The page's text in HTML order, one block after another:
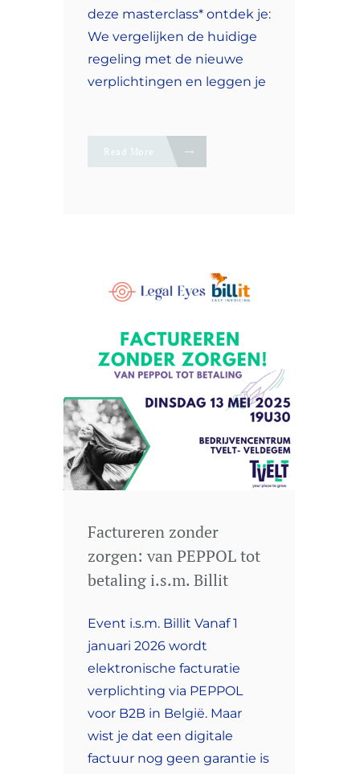
deze masterclass* ontdek je:
We vergelijken de huidige
regeling met de nieuwe
verplichtingen en leggen je
Read More
Factureren zonder
zorgen: van PEPPOL tot
betaling i.s.m. Billit
Event i.s.m. Billit Vanaf 1
januari 2026 wordt
elektronische facturatie
verplichting via PEPPOL
voor B2B in België. Maar
wist je dat een digitale
factuur nog geen garantie is